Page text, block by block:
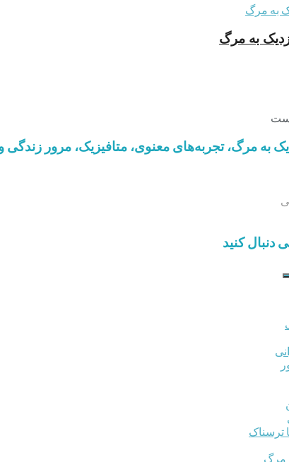
به مرگ
به مرگ، تجربه‌های معنوی، متافیزیک، مرور
دنبال کنید
ترسناک
مرگ